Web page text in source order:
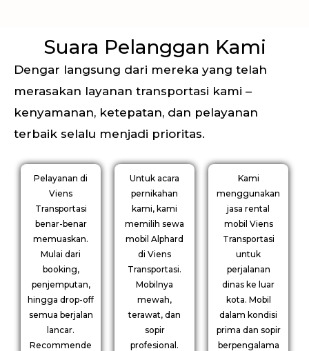
Suara Pelanggan Kami
Dengar langsung dari mereka yang telah
merasakan layanan transportasi kami –
kenyamanan, ketepatan, dan pelayanan
terbaik selalu menjadi prioritas.
Pelayanan di
Viens
Transportasi
benar-benar
memuaskan.
Mulai dari
booking,
penjemputan,
hingga drop-off
semua berjalan
lancar.
Recommende
Untuk acara
pernikahan
kami, kami
memilih sewa
mobil Alphard
di Viens
Transportasi.
Mobilnya
mewah,
terawat, dan
sopir
profesional.
Kami
menggunakan
jasa rental
mobil Viens
Transportasi
untuk
perjalanan
dinas ke luar
kota. Mobil
dalam kondisi
prima dan sopir
berpengalama